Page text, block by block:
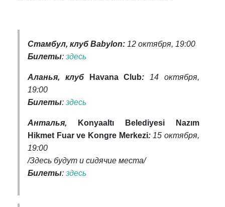
Стамбул, клуб Babylon: 12 октября, 19:00
Билеты: здесь
Аланья, клуб Havana Club: 14 октября,
19:00
Билеты: здесь
Анталья,
Konyaaltı Belediyesi Nazım
Hikmet Fuar ve Kongre Merkezi:15 октября,
19:00
/Здесь будут и сидячие места/
Билеты: здесь